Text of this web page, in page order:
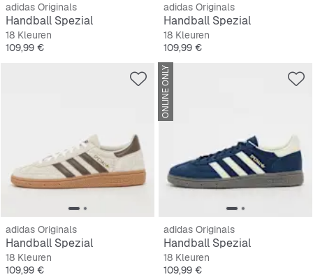
adidas Originals
Handball Spezial
18 Kleuren
Prijs
109,99 €
adidas Originals
Handball Spezial
18 Kleuren
Prijs
109,99 €
adidas Originals
Handball Spezial
18 Kleuren
Prijs
109,99 €
ONLINE ONLY
adidas Originals
Handball Spezial
18 Kleuren
Prijs
109,99 €